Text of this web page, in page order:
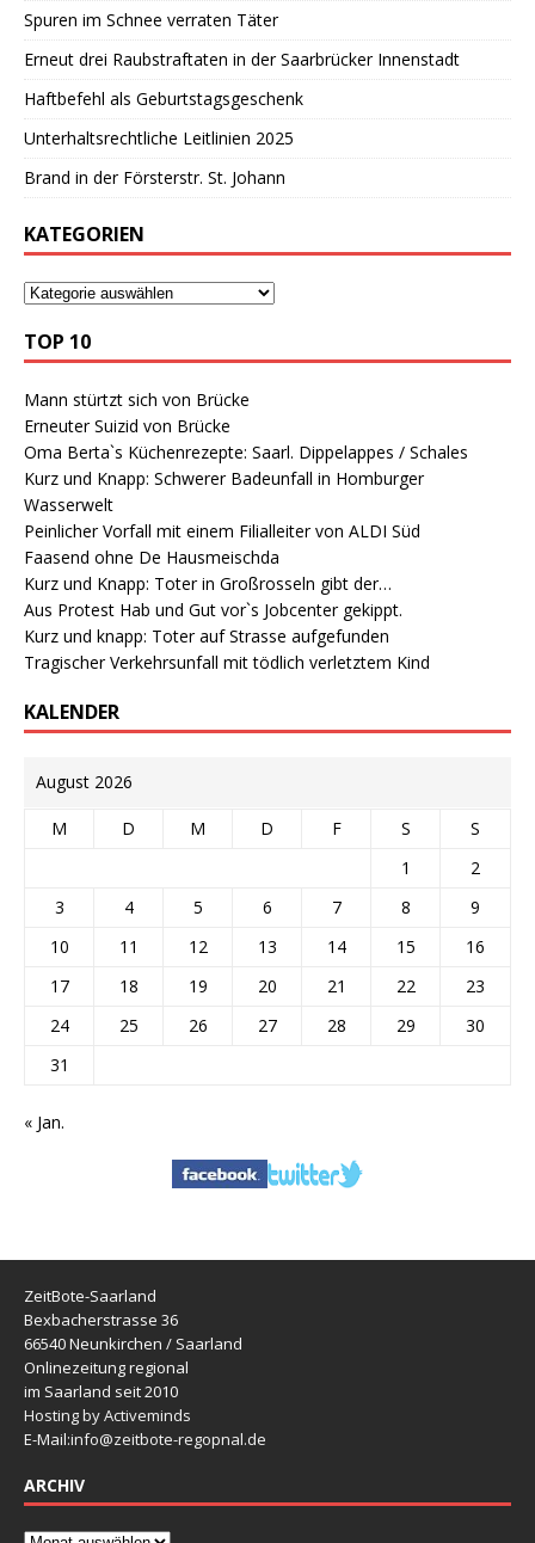
Spuren im Schnee verraten Täter
Erneut drei Raubstraftaten in der Saarbrücker Innenstadt
Haftbefehl als Geburtstagsgeschenk
Unterhaltsrechtliche Leitlinien 2025
Brand in der Försterstr. St. Johann
KATEGORIEN
TOP 10
Mann stürtzt sich von Brücke
Erneuter Suizid von Brücke
Oma Berta`s Küchenrezepte: Saarl. Dippelappes / Schales
Kurz und Knapp: Schwerer Badeunfall in Homburger
Wasserwelt
Peinlicher Vorfall mit einem Filialleiter von ALDI Süd
Faasend ohne De Hausmeischda
Kurz und Knapp: Toter in Großrosseln gibt der…
Aus Protest Hab und Gut vor`s Jobcenter gekippt.
Kurz und knapp: Toter auf Strasse aufgefunden
Tragischer Verkehrsunfall mit tödlich verletztem Kind
KALENDER
August 2026
M D M D F S
S
1
2
3
4 5 6 7 8
9
10
11 12 13 14 15
16
17
18 19 20 21 22
23
24
25 26 27 28 29
30
31
« Jan.
ZeitBote-Saarland
Bexbacherstrasse 36
66540 Neunkirchen / Saarland
Onlinezeitung regional
im Saarland seit 2010
Hosting by Activeminds
E-Mail:info@zeitbote-regopnal.de
ARCHIV